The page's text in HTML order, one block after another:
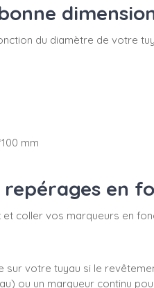
du diamètre de votre
mm
en
coller vos marqueurs en
votre tuyau si le
ou un marqueur continu